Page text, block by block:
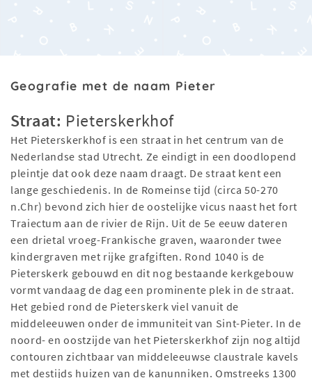
Geografie met de naam Pieter
Straat: Pieterskerkhof
Het Pieterskerkhof is een straat in het centrum van de
Nederlandse stad Utrecht. Ze eindigt in een doodlopend
pleintje dat ook deze naam draagt. De straat kent een
lange geschiedenis. In de Romeinse tijd (circa 50-270
n.Chr) bevond zich hier de oostelijke vicus naast het fort
Traiectum aan de rivier de Rijn. Uit de 5e eeuw dateren
een drietal vroeg-Frankische graven, waaronder twee
kindergraven met rijke grafgiften. Rond 1040 is de
Pieterskerk gebouwd en dit nog bestaande kerkgebouw
vormt vandaag de dag een prominente plek in de straat.
Het gebied rond de Pieterskerk viel vanuit de
middeleeuwen onder de immuniteit van Sint-Pieter. In de
noord- en oostzijde van het Pieterskerkhof zijn nog altijd
contouren zichtbaar van middeleeuwse claustrale kavels
met destijds huizen van de kanunniken. Omstreeks 1300